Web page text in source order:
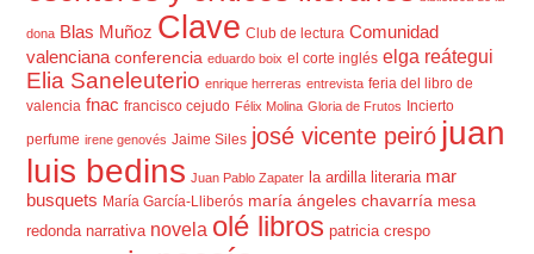
dona Blas Muñoz Clave Club de lectura Comunidad
valenciana conferencia eduardo boix el corte inglés elga reátegui
Elia Saneleuterio enrique herreras entrevista feria del libro de
valencia fnac francisco cejudo Félix Molina Gloria de Frutos
Incierto
perfume irene genovés Jaime Siles josé vicente peiró juan
luis bedins Juan Pablo Zapater la ardilla literaria mar
busquets María García-Lliberós maría ángeles chavarría mesa
redonda narrativa novela olé libros patricia crespo